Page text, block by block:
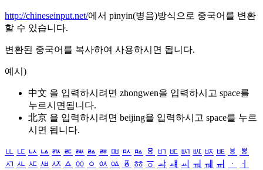
http://chineseinput.net/에서 pinyin(병음)방식으로 중국어를 변환
할 수 있습니다.
변환된 중국어를 복사하여 사용하시면 됩니다.
예시)
中文 을 입력하시려면 zhongwen을 입력하시고 space를
누르시면됩니다.
北京 을 입력하시려면 beijing을 입력하시고 space를 누르
시면 됩니다.
ㅥ ㅦ ㅧ ㅨ ㅩ ㅪ ㅫ ㅬ ㅭ ㅮ ㅯ ㅰ ㅱ ㅲ ㅳ ㅴ ㅵ ㅶ ㅷ ㅸ
ㅹ
ㅺ ㅻ ㅼ ㅽ ㅾ ㅿ ㆀ ㆁ ㆂ ㆃ ㆄ ㆅ ㆆ ㆇ ㆈ ㆉ ㆊ ㆋ ㆌ ㆍ
ㆎ